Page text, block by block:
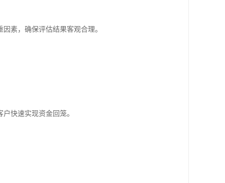
素，确保评估结果客观合理。
快速实现资金回笼。